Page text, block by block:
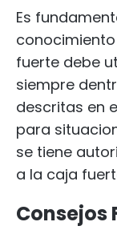
Es
fuerte debe
siempre
descritas en
para
se tiene
a la caja
Consejos